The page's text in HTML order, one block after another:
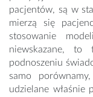
pacjentów, są w
mierzą się
stosowanie
niewskazane, to
podnoszeniu
samo
udzielane właśnie